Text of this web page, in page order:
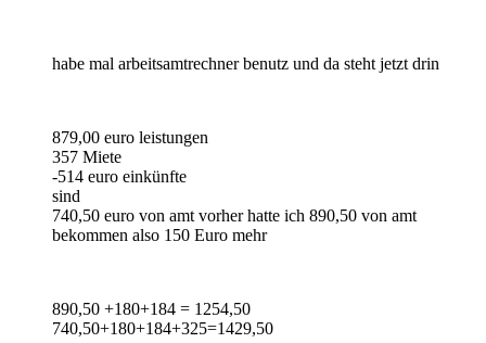
habe mal arbeitsamtrechner benutz und da steht jetzt drin
879,00 euro leistungen
357 Miete
-514 euro einkünfte
sind
740,50 euro von amt vorher hatte ich 890,50 von amt
bekommen also 150 Euro mehr
890,50 +180+184 = 1254,50
740,50+180+184+325=1429,50